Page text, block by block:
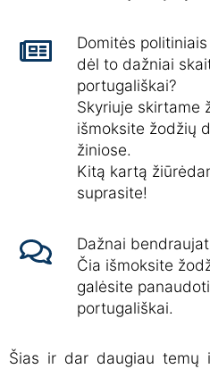
Domitės
dėl to dažniai
portugališkai?
Skyriuje skirtame
išmoksite žodžių
žiniose.
Kitą kartą
suprasite!
Dažnai
Čia išmoksite
galėsite
portugališkai.
Šias ir dar daugiau temų